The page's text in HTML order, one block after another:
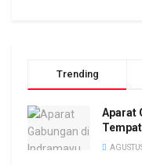
Trending
Aparat